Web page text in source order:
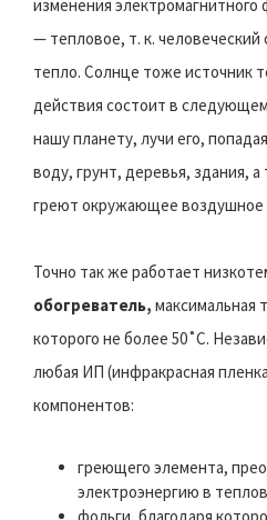
изменения электромагнитного
— тепловое, т. к.
тепло. Солнце тоже источник
действия состоит в
нашу планету, лучи его,
воду, грунт, деревья, здания,
греют окружающее воздушное
Точно так же работает
обогреватель, максимальная
которого не более 50˚С.
любая ИП (инфракрасная
компонентов:
греющего элемента,
электроэнергию в